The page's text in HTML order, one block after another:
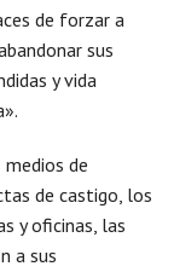
de forzar a
sus
y vida
de
de castigo, los
y oficinas, las
a sus